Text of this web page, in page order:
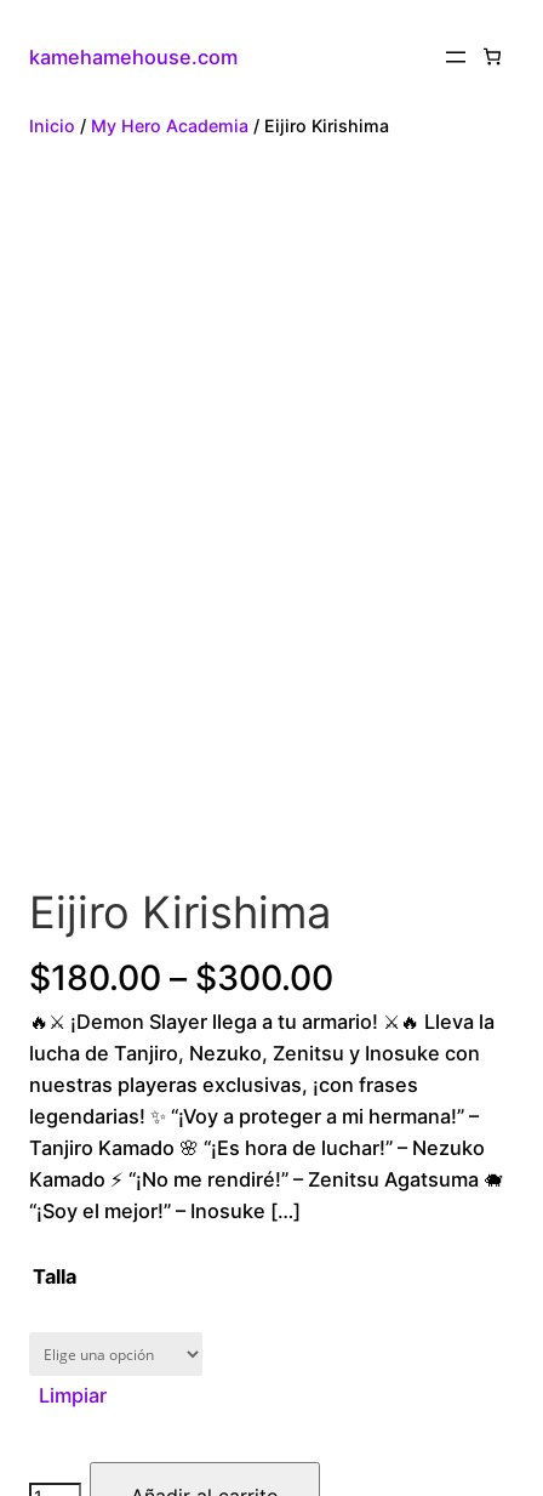
kamehamehouse.com
Inicio / My Hero Academia / Eijiro Kirishima
Eijiro Kirishima
$180.00 – $300.00
range:
$180.00
through
$300.00
🔥⚔️ ¡Demon Slayer llega a tu armario! ⚔️🔥 Lleva la
lucha de Tanjiro, Nezuko, Zenitsu y Inosuke con
nuestras playeras exclusivas, ¡con frases
legendarias! ✨ “¡Voy a proteger a mi hermana!” –
Tanjiro Kamado 🌸 “¡Es hora de luchar!” – Nezuko
Kamado ⚡ “¡No me rendiré!” – Zenitsu Agatsuma 🐗
“¡Soy el mejor!” – Inosuke […]
Talla
Limpiar